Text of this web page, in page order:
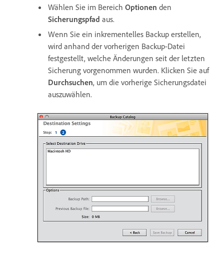
Wählen Sie im Bereich Optionen den
Sicherungspfad aus.
Wenn Sie ein inkrementelles Backup erstellen,
wird anhand der vorherigen Backup-Datei
festgestellt, welche Änderungen seit der letzten
Sicherung vorgenommen wurden. Klicken Sie auf
Durchsuchen, um die vorherige Sicherungsdatei
auszuwählen.